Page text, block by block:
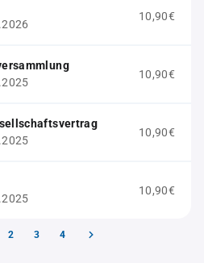
10,90€
10,90€
10,90€
10,90€
2 3 4